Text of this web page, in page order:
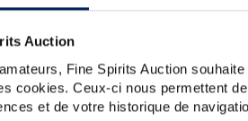
Auction
Fine Spirits Auction
cookies. Ceux-ci nous permettent
et de votre historique de
LOT